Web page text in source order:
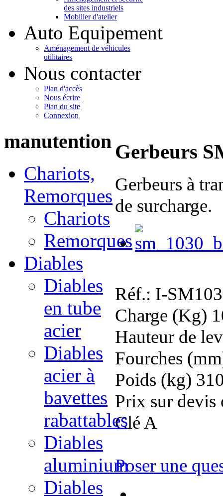
des sites industriels
Mobilier d'atelier
Auto Equipement
Aménagement de véhicules
utilitaires
Nous contacter
Plan d'accès
Nous écrire
Plan du site
Connexion
Gerbeurs
Gerbeurs à
de surcharge.
Réf.: I-
Charge (Kg)
Hauteur de
Fourches
Poids (kg)
Prix sur devis
CléA
Poser une
manutention
Chariots,
Remorques
Chariots
Remorques
Diables
Diables
en tube
acier
Diables
acier à
bavettes
rabattables
Diables
aluminium
Diables